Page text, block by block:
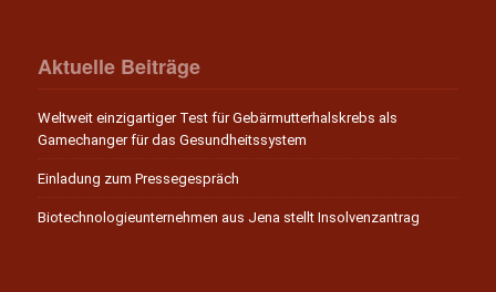
Aktuelle Beiträge
Weltweit einzigartiger Test für Gebärmutterhalskrebs als
Gamechanger für das Gesundheitssystem
Einladung zum Pressegespräch
Biotechnologieunternehmen aus Jena stellt Insolvenzantrag